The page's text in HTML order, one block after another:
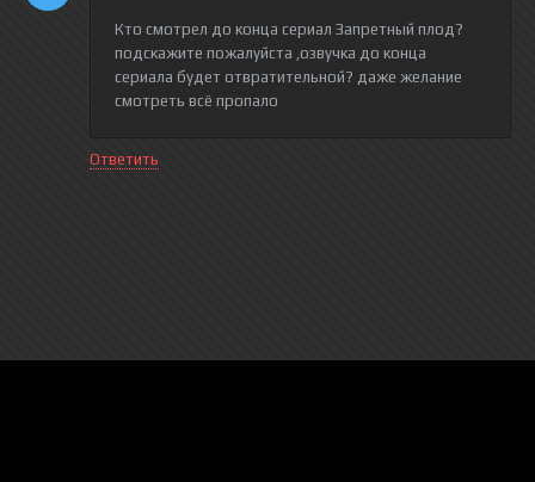
Кто смотрел до конца сериал Запретный плод?
подскажите пожалуйста ,озвучка до конца
сериала будет отвратительной? даже желание
смотреть всё пропало
Ответить